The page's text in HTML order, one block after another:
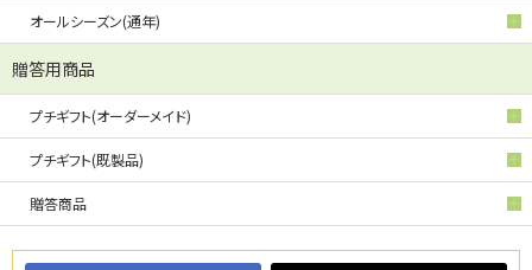
オールシーズン(通年)
贈答用商品
プチギフト(オーダーメイド)
プチギフト(既製品)
贈答商品